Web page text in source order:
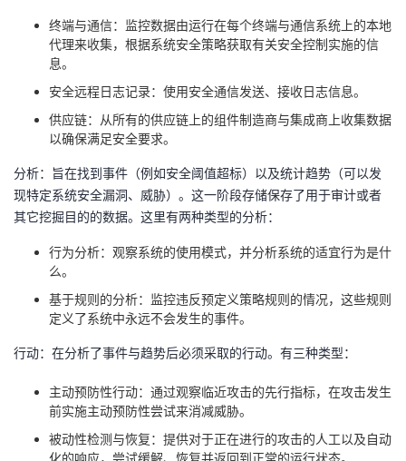
终端与通信：监控数据由运行在每个终端与通信系统上的本地
代理来收集，根据系统安全策略获取有关安全控制实施的信
息。
安全远程日志记录：使用安全通信发送、接收日志信息。
供应链：从所有的供应链上的组件制造商与集成商上收集数据
以确保满足安全要求。
分析：旨在找到事件（例如安全阈值超标）以及统计趋势（可以发
现特定系统安全漏洞、威胁）。这一阶段存储保存了用于审计或者
其它挖掘目的的数据。这里有两种类型的分析：
行为分析：观察系统的使用模式，并分析系统的适宜行为是什
么。
基于规则的分析：监控违反预定义策略规则的情况，这些规则
定义了系统中永远不会发生的事件。
行动：在分析了事件与趋势后必须采取的行动。有三种类型：
主动预防性行动：通过观察临近攻击的先行指标，在攻击发生
前实施主动预防性尝试来消减威胁。
被动性检测与恢复：提供对于正在进行的攻击的人工以及自动
化的响应，尝试缓解、恢复并返回到正常的运行状态。